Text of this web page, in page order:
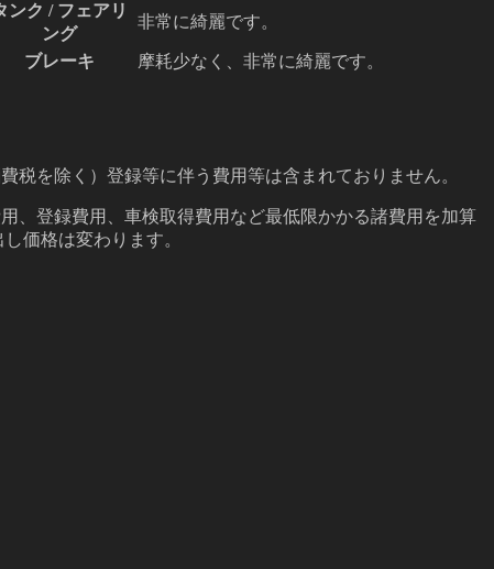
ンク / フェアリ
ング
非常に綺麗です。
ブレーキ
摩耗少なく、非常に綺麗です。
を除く）登録等に伴う費用等は含まれておりません。
、登録費用、車検取得費用など最低限かかる諸費用を加算
価格は変わります。